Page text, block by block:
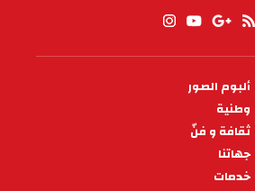
ألبوم الصور
وطنية
ثقافة و فنّ
جهاتنا
خدمات